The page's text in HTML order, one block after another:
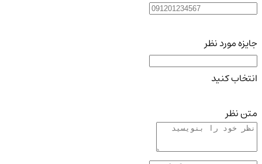
جایزه مورد نظر
انتخاب کنید
متن نظر